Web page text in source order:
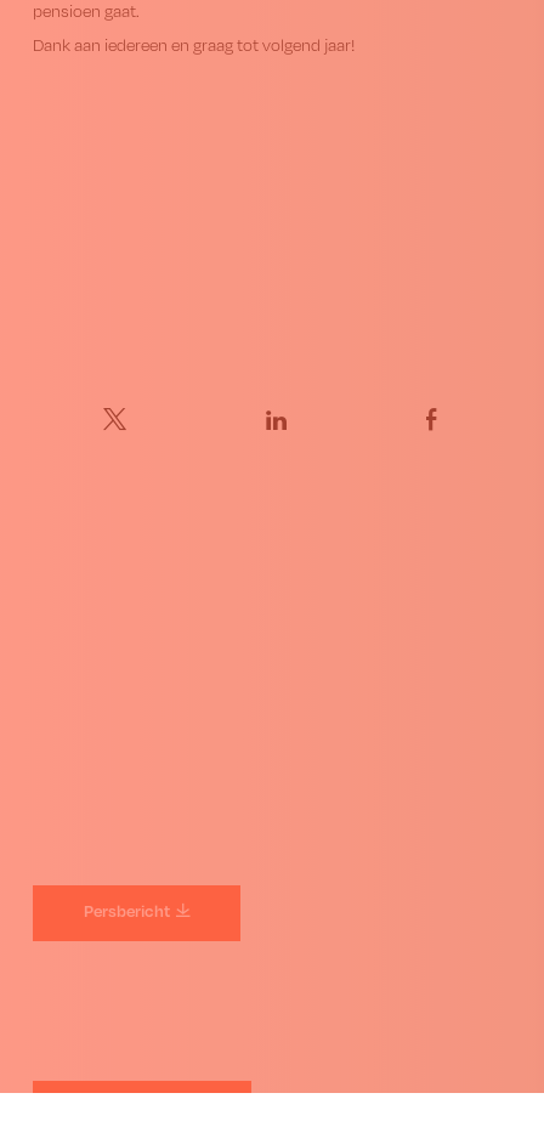
pensioen gaat.
Dank aan iedereen en graag tot volgend jaar!
Persbericht